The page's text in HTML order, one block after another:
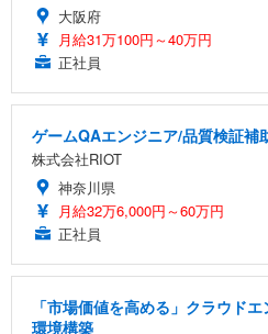
大阪府
月給31万100円～40万円
正社員
ゲームQAエンジニア/品質検証補
株式会社RIOT
神奈川県
月給32万6,000円～60万円
正社員
「市場価値を高める」クラウド
環境構築